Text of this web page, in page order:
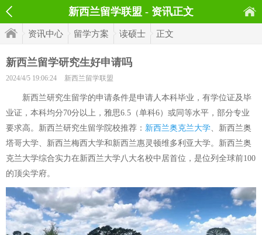
新西兰留学联盟 - 资讯正文
资讯中心 留学方案 读硕士 正文
新西兰留学研究生好申请吗
2024/4/5 19:06:24 新西兰留学联盟
新西兰研究生留学的申请条件是申请人本科毕业，有学位证及毕
业证，本科均分70分以上，雅思6.5（单科6）或同等水平，部分专业
要求高。新西兰研究生留学院校推荐： 新西兰奥克兰大学、新西兰奥
塔哥大学、新西兰梅西大学和新西兰惠灵顿维多利亚大学。新西兰奥
克兰大学综合实力在新西兰大学八大名校中居首位，是位列全球前100
的顶尖学府。